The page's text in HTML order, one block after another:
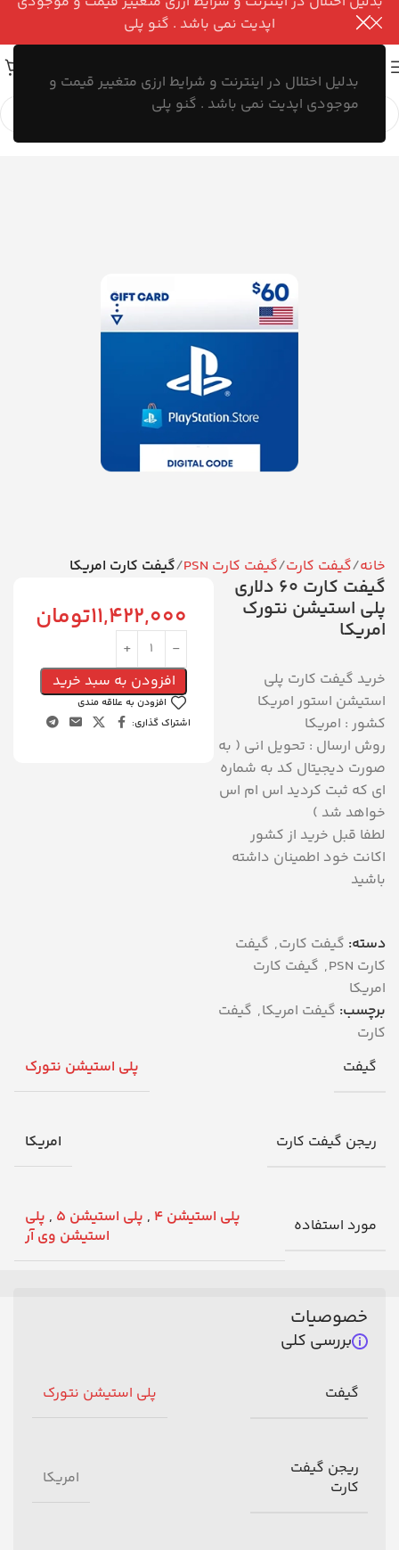
بدلیل اختلال در اینترنت و شرایط ارزی متغییر قیمت و
موجودی اپدیت نمی باشد . گنو پلی
خانه گیفت کارت گیفت کارت PSN گیفت کارت امریکا
گیفت کارت 60 دلاری
پلی استیشن نتورک
امریکا
خرید گيفت کارت پلی
استيشن استور امریکا
کشور : امریکا
روش ارسال : تحویل انی ( به
صورت دیجیتال کد به شماره
ای که ثبت کردید اس ام اس
خواهد شد )
لطفا قبل خرید از کشور
اکانت خود اطمینان داشته
باشید
دسته: گیفت کارت, گیفت
کارت PSN
, گیفت کارت
امریکا
برچسب: گیفت امریکا, گیفت
کارت
11,422,000تومان
افزودن به سبد خرید
افزودن به علاقه مندی
اشتراک گذاری:
گیفت پلی استیشن نتورک
ریجن گیفت کارت امریکا
مورد استفاده پلی استیشن 4 , پلی استیشن 5 , پلی
استیشن وی آر
خصوصیات
بررسی کلی
گیفت پلی استیشن نتورک
ریجن گیفت
کارت
امریکا
اپدیت نمی باشد . گنو پلی